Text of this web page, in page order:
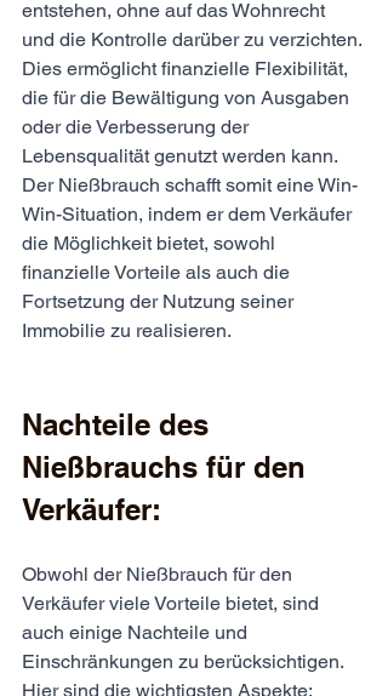
entstehen, ohne auf das Wohnrecht
und die Kontrolle darüber zu verzichten.
Dies ermöglicht finanzielle Flexibilität,
die für die Bewältigung von Ausgaben
oder die Verbesserung der
Lebensqualität genutzt werden kann.
Der Nießbrauch schafft somit eine Win-
Win-Situation, indem er dem Verkäufer
die Möglichkeit bietet, sowohl
finanzielle Vorteile als auch die
Fortsetzung der Nutzung seiner
Immobilie zu realisieren.
Nachteile des
Nießbrauchs für den
Verkäufer:
Obwohl der Nießbrauch für den
Verkäufer viele Vorteile bietet, sind
auch einige Nachteile und
Einschränkungen zu berücksichtigen.
Hier sind die wichtigsten Aspekte: